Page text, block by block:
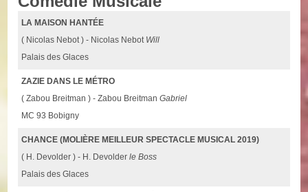
LA MAISON HANTÉE
( Nicolas Nebot ) - Nicolas Nebot Will
Palais des Glaces
ZAZIE DANS LE MÉTRO
( Zabou Breitman ) - Zabou BreitmanGabriel
MC 93 Bobigny
CHANCE (MOLIÈRE MEILLEUR SPECTACLE MUSICAL 2019)
( H. Devolder ) - H. Devolderle Boss
Palais des Glaces